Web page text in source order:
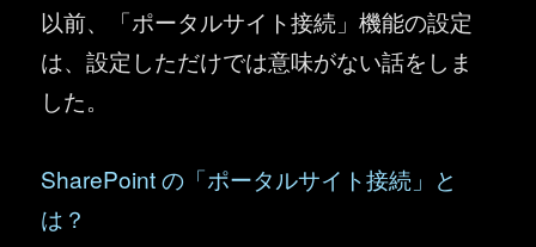
以前、「ポータルサイト接続」機能の設定
は、設定しただけでは意味がない話をしま
した。
SharePoint の「ポータルサイト接続」と
は？